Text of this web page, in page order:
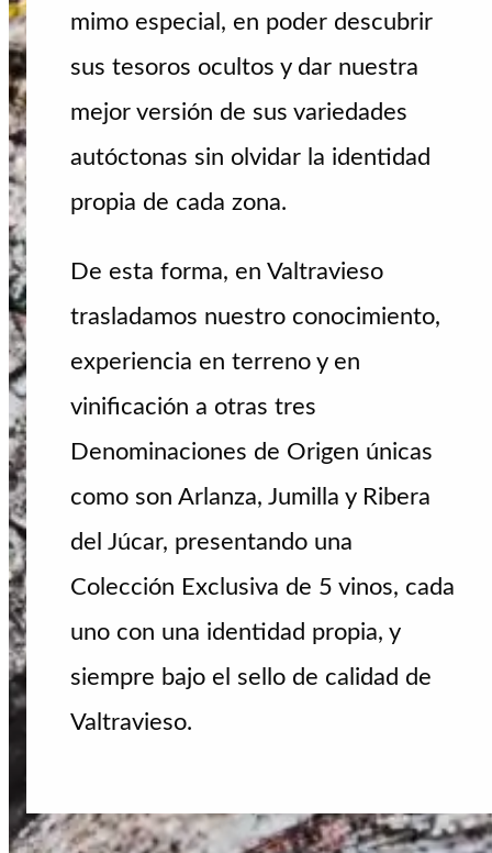
mimo especial, en poder descubrir
sus tesoros ocultos y dar nuestra
mejor versión de sus variedades
autóctonas sin olvidar la identidad
propia de cada zona.
De esta forma, en Valtravieso
trasladamos nuestro conocimiento,
experiencia en terreno y en
vinificación a otras tres
Denominaciones de Origen únicas
como son Arlanza, Jumilla y Ribera
del Júcar, presentando una
Colección Exclusiva de 5 vinos, cada
uno con una identidad propia, y
siempre bajo el sello de calidad de
Valtravieso.